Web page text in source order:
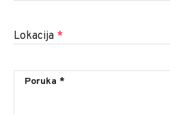
Lokacija *